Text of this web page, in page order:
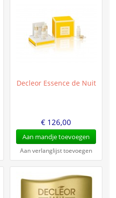
Decleor Essence de Nuit
€ 126,00
Aan mandje toevoegen
Aan verlanglijst toevoegen